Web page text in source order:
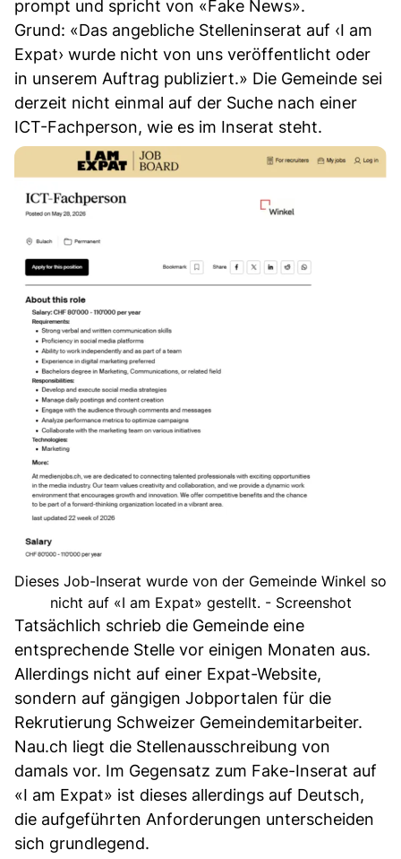
prompt und spricht von «Fake News».
Grund: «Das angebliche Stelleninserat auf ‹I am
Expat› wurde nicht von uns veröffentlicht oder
in unserem Auftrag publiziert.» Die Gemeinde sei
derzeit nicht einmal auf der Suche nach einer
ICT-Fachperson, wie es im Inserat steht.
Dieses Job-Inserat wurde von der Gemeinde Winkel so
nicht auf «I am Expat» gestellt. - Screenshot
Tatsächlich schrieb die Gemeinde eine
entsprechende Stelle vor einigen Monaten aus.
Allerdings nicht auf einer Expat-Website,
sondern auf gängigen Jobportalen für die
Rekrutierung Schweizer Gemeindemitarbeiter.
Nau.ch liegt die Stellenausschreibung von
damals vor. Im Gegensatz zum Fake-Inserat auf
«I am Expat» ist dieses allerdings auf Deutsch,
die aufgeführten Anforderungen unterscheiden
sich grundlegend.